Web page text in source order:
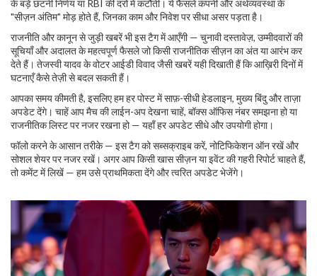
के बड़े छंटनी निर्णय या RBI की दरों में कटौती। ये फैसले कंपनी और अर्थव्यवस्था के
"सीज़न अंतिम" मोड़ होते हैं, जिनका काम और निवेश पर सीधा असर पड़ता है।
राजनीति और कानून से जुड़ी खबरें भी इस टैग में आएँगी — चुनावी दस्तावेज़, उम्मीदवारों की
सूचियाँ और अदालत के महत्वपूर्ण फैसले जो किसी राजनीतिक सीज़न का अंत या आरंभ कर
देते हैं। तेजस्वी यादव के वोटर आईडी विवाद जैसी खबरें यही दिखाती हैं कि आख़िरी दिनों में
घटनाएँ कैसे तेज़ी से बदल सकती हैं।
आपका समय कीमती है, इसलिए हम हर पोस्ट में साफ़-सीधी हेडलाइन, मुख्य बिंदु और ताज़ा
अपडेट देंगे। चाहें आप मैच की लाईन-अप देखना चाहें, बॉक्स ऑफिस नंबर समझना हो या
राजनीतिक लिस्ट पर नजर रखना हो — यहाँ हर अपडेट सीधे और उपयोगी होगा।
फॉलो करने के आसान तरीके — इस टैग को सब्सक्राइब करें, नोटिफिकेशन ऑन रखें और
सोशल शेयर पर नजर रखें। अगर आप किसी खास सीज़न या इवेंट की गहरी रिपोर्ट चाहते हैं,
तो कमेंट में लिखें — हम उसे प्राथमिकता देंगे और त्वरित अपडेट भेजेंगे।